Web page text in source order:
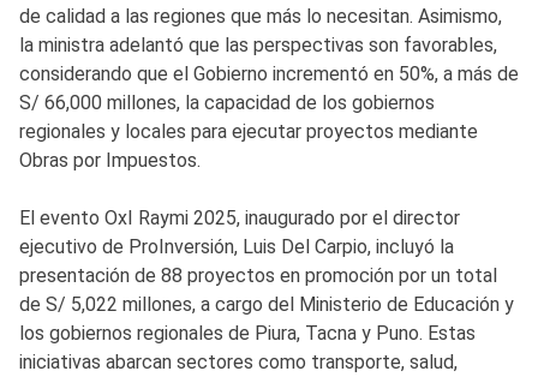
de calidad a las regiones que más lo necesitan. Asimismo,
la ministra adelantó que las perspectivas son favorables,
considerando que el Gobierno incrementó en 50%, a más de
S/ 66,000 millones, la capacidad de los gobiernos
regionales y locales para ejecutar proyectos mediante
Obras por Impuestos.
El evento OxI Raymi 2025, inaugurado por el director
ejecutivo de ProInversión, Luis Del Carpio, incluyó la
presentación de 88 proyectos en promoción por un total
de S/ 5,022 millones, a cargo del Ministerio de Educación y
los gobiernos regionales de Piura, Tacna y Puno. Estas
iniciativas abarcan sectores como transporte, salud,